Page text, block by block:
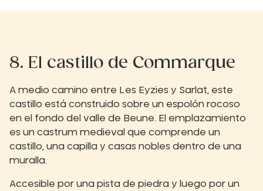
8. El castillo de Commarque
A medio camino entre Les Eyzies y Sarlat, este
castillo está construido sobre un espolón rocoso
en el fondo del valle de Beune. El emplazamiento
es un castrum medieval que comprende un
castillo, una capilla y casas nobles dentro de una
muralla.
Accesible por una pista de piedra y luego por un